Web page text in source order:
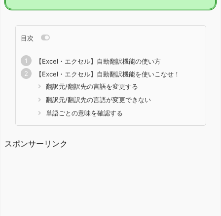
目次
【Excel・エクセル】自動翻訳機能の使い方
【Excel・エクセル】自動翻訳機能を使いこなせ！
翻訳元/翻訳先の言語を変更する
翻訳元/翻訳先の言語が変更できない
単語ごとの意味を確認する
スポンサーリンク